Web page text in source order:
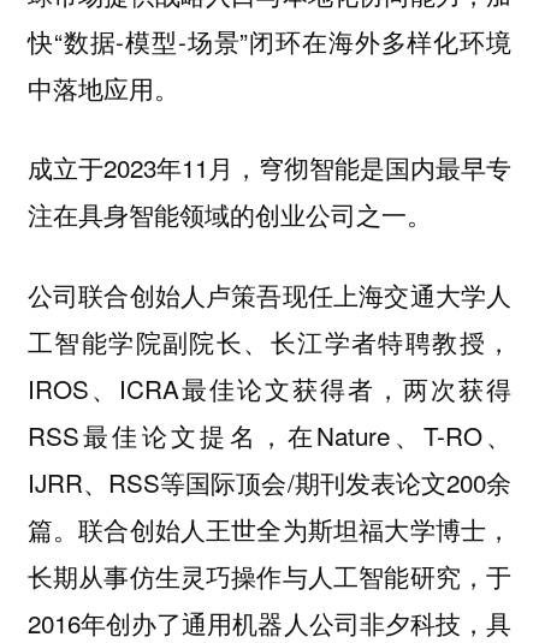
快“数据-模型-场景”闭环在海外多样化环境
中落地应用。
成立于2023年11月，穹彻智能是国内最早专
注在具身智能领域的创业公司之一。
公司联合创始人卢策吾现任上海交通大学人
工智能学院副院长、长江学者特聘教授，
IROS、ICRA最佳论文获得者，两次获得
RSS最佳论文提名，在Nature、T-RO、
IJRR、RSS等国际顶会/期刊发表论文200余
篇。联合创始人王世全为斯坦福大学博士，
长期从事仿生灵巧操作与人工智能研究，于
2016年创办了通用机器人公司非夕科技，具